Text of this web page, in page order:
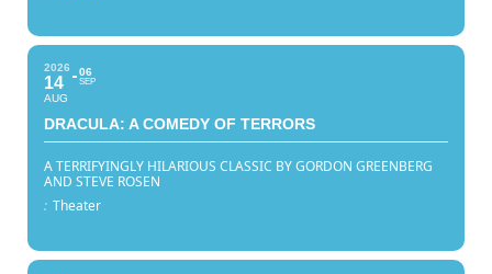
2026
14
AUG
06
SEP
DRACULA: A COMEDY OF TERRORS
A TERRIFYINGLY HILARIOUS CLASSIC BY GORDON GREENBERG
AND STEVE ROSEN
: Theater